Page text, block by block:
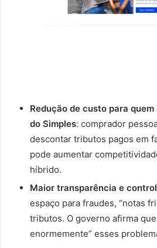
Redução de custo para
do Simples: comprador
descontar tributos pagos em
pode aumentar
híbrido.
Maior transparência e
espaço para fraudes, “notas
tributos. O governo afirma
enormemente” esses